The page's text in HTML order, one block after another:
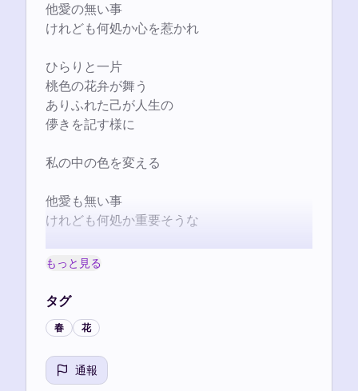
他愛の無い事
けれども何処か心を惹かれ
ひらりと一片
桃色の花弁が舞う
ありふれた己が人生の
儚きを記す様に
私の中の色を変える
他愛も無い事
けれども何処か重要そうな
春の香りに誘われて
見つけた事が嬉しくて
心の隅に留め置く
私の中で色が混ざる
もっと見る
タグ
春 花
通報